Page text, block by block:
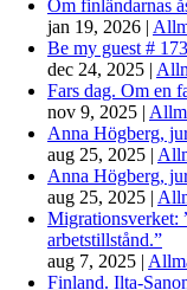
Om finländarnas
jan 19, 2026 |
Be my guest #
dec 24, 2025 |
Fars dag. Om en
nov 9, 2025 |
Anna Högberg,
aug 25, 2025 |
Anna Högberg,
aug 25, 2025 |
Migrationsverket:
arbetstillstånd.”
aug 7, 2025 |
Finland. Ilta-